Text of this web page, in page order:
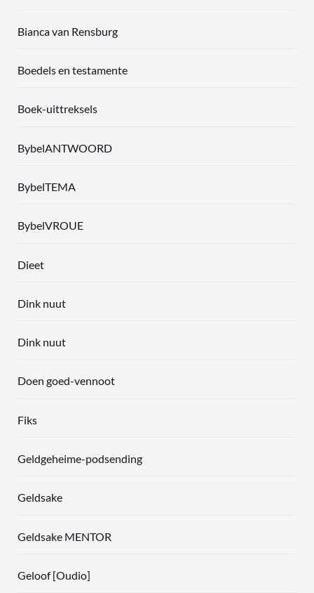
Bianca van Rensburg
Boedels en testamente
Boek-uittreksels
BybelANTWOORD
BybelTEMA
BybelVROUE
Dieet
Dink nuut
Dink nuut
Doen goed-vennoot
Fiks
Geldgeheime-podsending
Geldsake
Geldsake MENTOR
Geloof [Oudio]